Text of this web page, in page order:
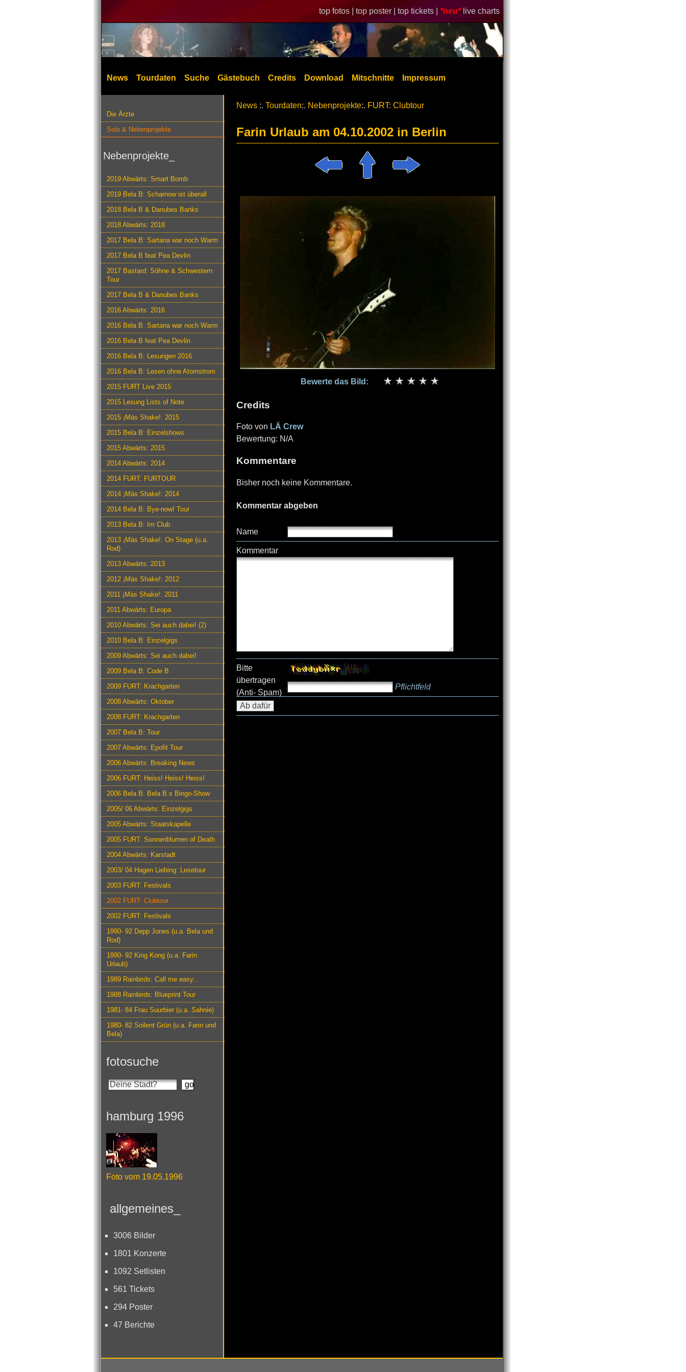
top fotos | top poster | top tickets | *neu* live charts
News Tourdaten Suche Gästebuch Credits Download Mitschnitte Impressum
Die Ärzte
Solo & Nebenprojekte
Nebenprojekte_
2019 Abwärts: Smart Bomb
2019 Bela B: Scharnow ist überall
2018 Bela B & Danubes Banks
2018 Abwärts: 2018
2017 Bela B: Sartana war noch Warm
2017 Bela B feat Pea Devlin
2017 Bastard: Söhne & Schwestern
Tour
2017 Bela B & Danubes Banks
2016 Abwärts: 2016
2016 Bela B. Sartana war noch Warm
2016 Bela B feat Pea Devlin
2016 Bela B: Lesungen 2016
2016 Bela B: Lesen ohne Atomstrom
2015 FURT Live 2015
2015 Lesung Lists of Note
2015 ¡Más Shake!: 2015
2015 Bela B: Einzelshows
2015 Abwärts: 2015
2014 Abwärts: 2014
2014 FURT: FURTOUR
2014 ¡Más Shake!: 2014
2014 Bela B: Bye-now! Tour
2013 Bela B: Im Club
2013 ¡Más Shake!: On Stage (u.a.
Rod)
2013 Abwärts: 2013
2012 ¡Más Shake!: 2012
2011 ¡Más Shake!: 2011
2011 Abwärts: Europa
2010 Abwärts: Sei auch dabei! (2)
2010 Bela B: Einzelgigs
2009 Abwärts: Sei auch dabei!
2009 Bela B: Code B
2009 FURT: Krachgarten
2008 Abwärts: Oktober
2008 FURT: Krachgarten
2007 Bela B: Tour
2007 Abwärts: Epofit Tour
2006 Abwärts: Breaking News
2006 FURT: Heiss! Heiss! Heiss!
2006 Bela B: Bela B.s Bingo-Show
2005/ 06 Abwärts: Einzelgigs
2005 Abwärts: Staatskapelle
2005 FURT: Sonnenblumen of Death
2004 Abwärts: Karstadt
2003/ 04 Hagen Liebing: Lesetour
2003 FURT: Festivals
2002 FURT: Clubtour
2002 FURT: Festivals
1990- 92 Depp Jones (u.a. Bela und
Rod)
1990- 92 King Kong (u.a. Farin
Urlaub)
1989 Rainbirds: Call me easy...
1988 Rainbirds: Blueprint Tour
1981- 84 Frau Suurbier (u.a. Sahnie)
1980- 82 Soilent Grün (u.a. Farin und
Bela)
fotosuche
hamburg 1996
Foto vom 19.05.1996
allgemeines_
3006 Bilder
1801 Konzerte
1092 Setlisten
561 Tickets
294 Poster
47 Berichte
News :. Tourdaten:. Nebenprojekte:. FURT: Clubtour
Farin Urlaub am 04.10.2002 in Berlin
Bewerte das Bild:
Credits
Foto von LÄ Crew
Bewertung: N/A
Kommentare
Bisher noch keine Kommentare.
Kommentar abgeben
Name
Kommentar
Bitte
übertragen
(Anti- Spam)
Pflichtfeld